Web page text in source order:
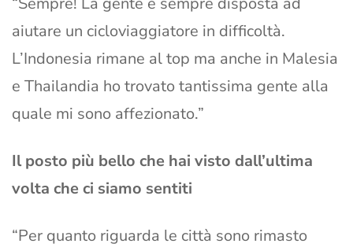
aiutare un cicloviaggiatore in difficoltà.
L’Indonesia rimane al top ma anche in Malesia
e Thailandia ho trovato tantissima gente alla
quale mi sono affezionato.”
Il posto più bello che hai visto dall’ultima
volta che ci siamo sentiti
“Per quanto riguarda le città sono rimasto